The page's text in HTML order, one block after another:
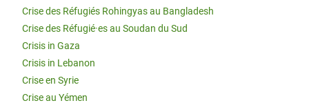
Crise des Réfugiés Rohingyas au Bangladesh
Crise des Réfugié·es au Soudan du Sud
Crisis in Gaza
Crisis in Lebanon
Crise en Syrie
Crise au Yémen